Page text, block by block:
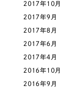
2017年10月
2017年9月
2017年8月
2017年6月
2017年4月
2016年10月
2016年9月